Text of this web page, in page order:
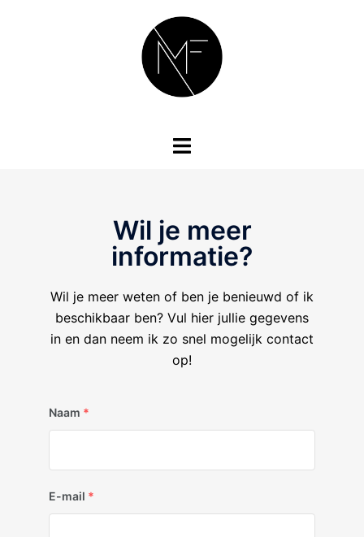
Wil je meer
informatie?
Wil je meer weten of ben je benieuwd of ik
beschikbaar ben? Vul hier jullie gegevens
in en dan neem ik zo snel mogelijk contact
op!
Naam *
E-mail *